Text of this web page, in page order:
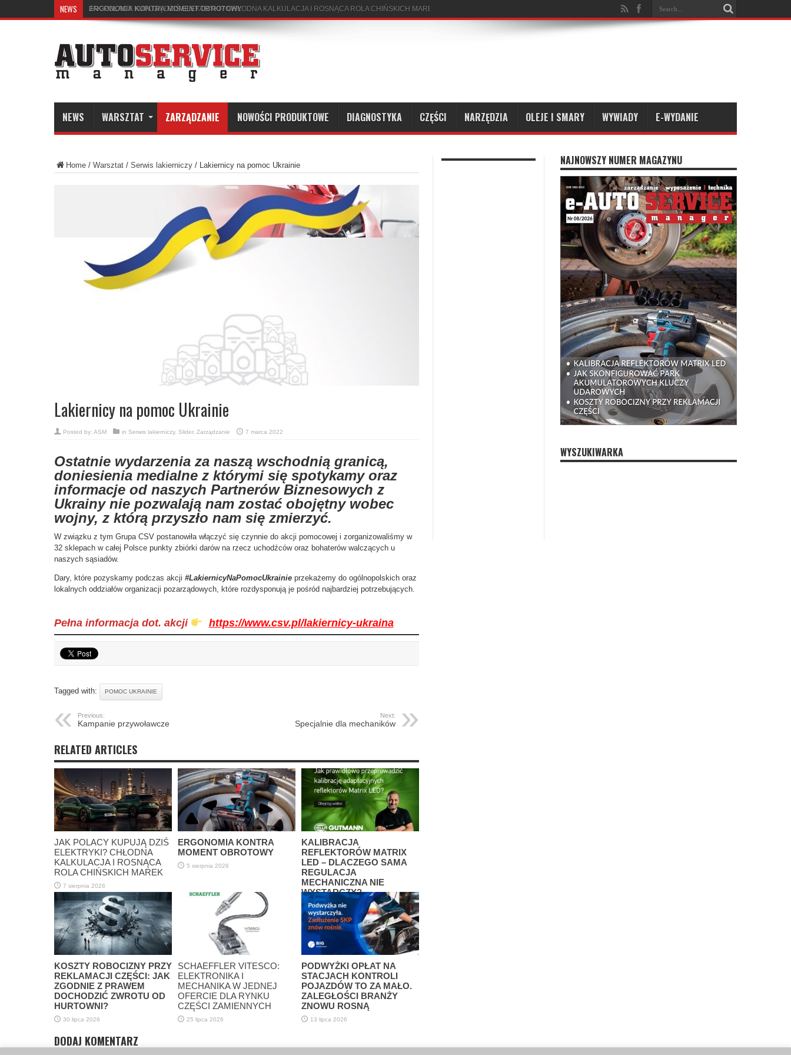
NEWS ERGONOMIA KONTRA MOMENT OBROTOWY
NEWS WARSZTAT ZARZĄDZANIE NOWOŚCI PRODUKTOWE DIAGNOSTYKA CZĘŚCI NARZĘDZIA OLEJE I SMARY WYWIADY E-WYDANIE
Home / Warsztat / Serwis lakierniczy / Lakiernicy na pomoc Ukrainie
Lakiernicy na pomoc Ukrainie
Posted by: ASM in Serwis lakierniczy, Slider, Zarządzanie 7 marca 2022
Ostatnie wydarzenia za naszą wschodnią granicą,
doniesienia medialne z którymi się spotykamy oraz
informacje od naszych Partnerów Biznesowych z
Ukrainy nie pozwalają nam zostać obojętny wobec
wojny, z którą przyszło nam się zmierzyć.
W związku z tym Grupa CSV postanowiła włączyć się czynnie do akcji pomocowej i zorganizowaliśmy w
32 sklepach w całej Polsce punkty zbiórki darów na rzecz uchodźców oraz bohaterów walczących u
naszych sąsiadów.
Dary, które pozyskamy podczas akcji #LakiernicyNaPomocUkrainie przekażemy do ogólnopolskich oraz
lokalnych oddziałów organizacji pozarządowych, które rozdysponują je pośród najbardziej potrzebujących.
Pełna informacja dot. akcji https://www.csv.pl/lakiernicy-ukraina
Tagged with: POMOC UKRAINIE
Previous:
Kampanie przywoławcze
Next:
Specjalnie dla mechaników
RELATED ARTICLES
JAK POLACY KUPUJĄ DZIŚ
ELEKTRYKI? CHŁODNA
KALKULACJA I ROSNĄCA
ROLA CHIŃSKICH MAREK
7 sierpnia 2026
ERGONOMIA KONTRA
MOMENT OBROTOWY
5 sierpnia 2026
KALIBRACJA
REFLEKTORÓW MATRIX
LED – DLACZEGO SAMA
REGULACJA
MECHANICZNA NIE
WYSTARCZY?
3 sierpnia 2026
KOSZTY ROBOCIZNY PRZY
REKLAMACJI CZĘŚCI: JAK
ZGODNIE Z PRAWEM
DOCHODZIĆ ZWROTU OD
HURTOWNI?
30 lipca 2026
SCHAEFFLER VITESCO:
ELEKTRONIKA I
MECHANIKA W JEDNEJ
OFERCIE DLA RYNKU
CZĘŚCI ZAMIENNYCH
25 lipca 2026
PODWYŻKI OPŁAT NA
STACJACH KONTROLI
POJAZDÓW TO ZA MAŁO.
ZALEGŁOŚCI BRANŻY
ZNOWU ROSNĄ
13 lipca 2026
DODAJ KOMENTARZ
NAJNOWSZY NUMER MAGAZYNU
WYSZUKIWARKA